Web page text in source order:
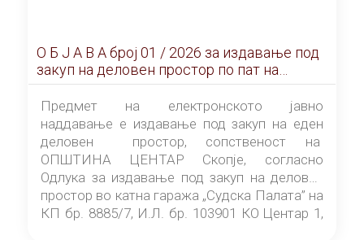
О Б Ј А В А брoj 01 / 2026 за издавање под
закуп на деловен простор по пат на
ЕЛЕКТРОНСКО ЈАВНО НАДДАВАЊЕ
Предмет на електронското јавно
наддавање е издавање под закуп на еден
деловен простор, сопственост на
ОПШТИНА ЦЕНТАР Скопје, согласно
Одлука за издавање под закуп на деловен
простор во катна гаража „Судска Палата” на
КП бр. 8885/7, И.Л. бр. 103901 КО Центар 1,